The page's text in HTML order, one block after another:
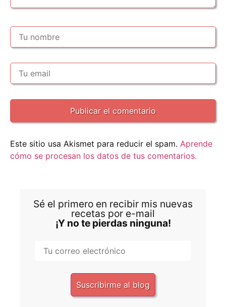
Este sitio usa Akismet para reducir el spam. Aprende
cómo se procesan los datos de tus comentarios.
Sé el primero en recibir mis nuevas
recetas por e-mail
¡Y no te pierdas ninguna!